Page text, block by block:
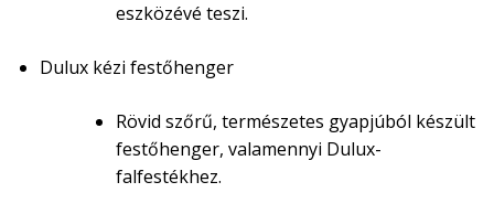
eszközévé teszi.
Dulux kézi festőhenger
Rövid szőrű, természetes gyapjúból készült
festőhenger, valamennyi Dulux-
falfestékhez.